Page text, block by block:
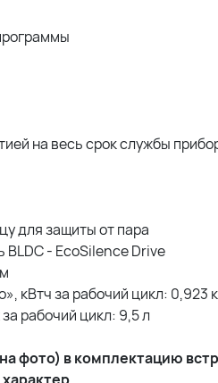
на весь срок службы
для защиты от пара
BLDC - EcoSilence Drive
кВтч за рабочий цикл: 0,923
рабочий цикл: 9,5 л
фото) в комплектацию